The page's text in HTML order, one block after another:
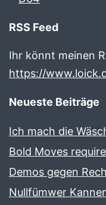
RSS Feed
Ihr könnt meinen
https://
Neueste Beiträge
Ich mach die
Bold Moves
Demos gegen
Nullfümwer